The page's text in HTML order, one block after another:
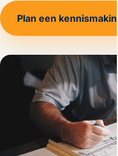
Plan een kennismaking